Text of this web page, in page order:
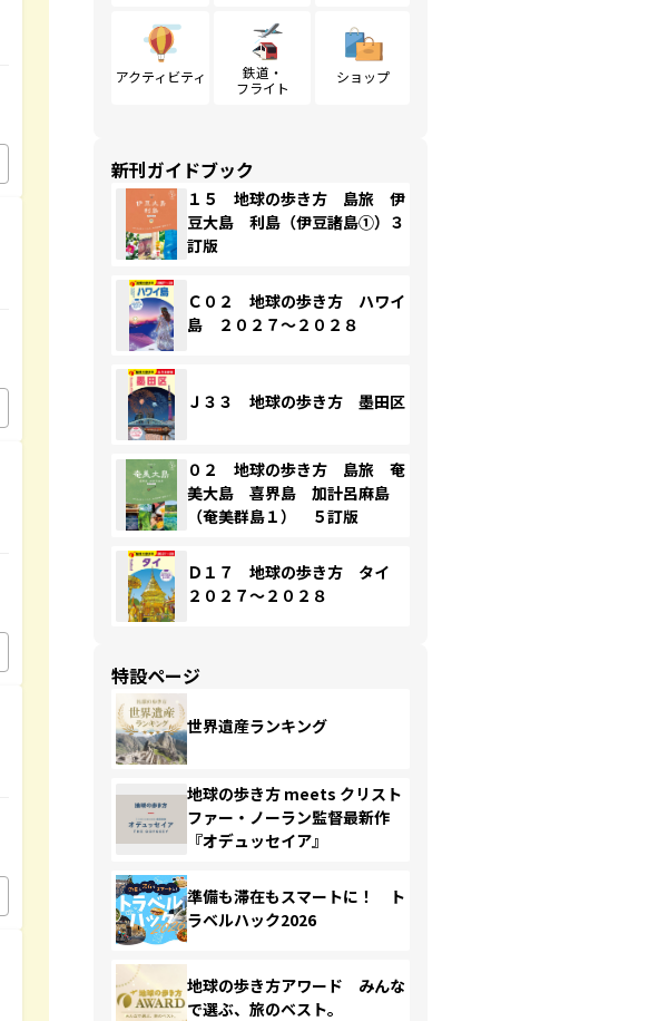
アクティビティ
鉄道・
フライト
ショップ
新刊ガイドブック
１５ 地球の歩き方 島旅 伊
豆大島 利島（伊豆諸島①）３
訂版
Ｃ０２ 地球の歩き方 ハワイ
島 ２０２７～２０２８
Ｊ３３ 地球の歩き方 墨田区
０２ 地球の歩き方 島旅 奄
美大島 喜界島 加計呂麻島
（奄美群島１） ５訂版
Ｄ１７ 地球の歩き方 タイ
２０２７～２０２８
特設ページ
世界遺産ランキング
地球の歩き方 meets クリスト
ファー・ノーラン監督最新作
『オデュッセイア』
準備も滞在もスマートに！ ト
ラベルハック2026
地球の歩き方アワード みんな
で選ぶ、旅のベスト。